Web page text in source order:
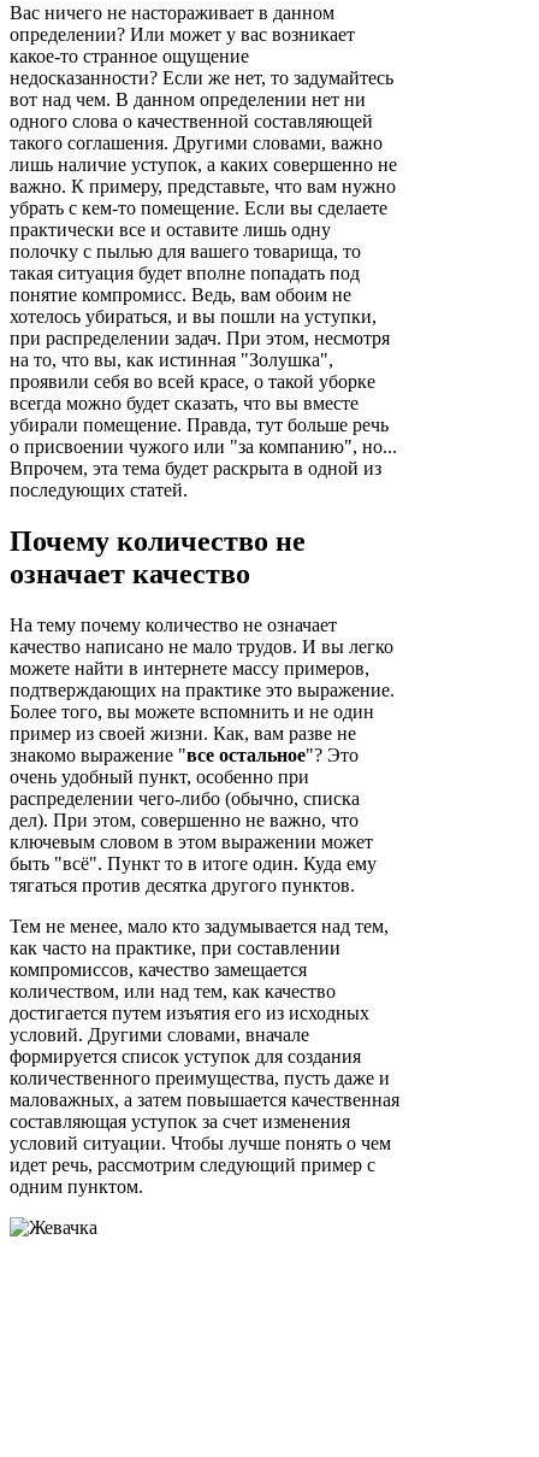
Вас ничего не настораживает в данном
определении? Или может у вас возникает
какое-то странное ощущение
недосказанности? Если же нет, то задумайтесь
вот над чем. В данном определении нет ни
одного слова о качественной составляющей
такого соглашения. Другими словами, важно
лишь наличие уступок, а каких совершенно не
важно. К примеру, представьте, что вам нужно
убрать с кем-то помещение. Если вы сделаете
практически все и оставите лишь одну
полочку с пылью для вашего товарища, то
такая ситуация будет вполне попадать под
понятие компромисс. Ведь, вам обоим не
хотелось убираться, и вы пошли на уступки,
при распределении задач. При этом, несмотря
на то, что вы, как истинная "Золушка",
проявили себя во всей красе, о такой уборке
всегда можно будет сказать, что вы вместе
убирали помещение. Правда, тут больше речь
о присвоении чужого или "за компанию", но...
Впрочем, эта тема будет раскрыта в одной из
последующих статей.
Почему количество не
означает качество
На тему почему количество не означает
качество написано не мало трудов. И вы легко
можете найти в интернете массу примеров,
подтверждающих на практике это выражение.
Более того, вы можете вспомнить и не один
пример из своей жизни. Как, вам разве не
знакомо выражение "все остальное"? Это
очень удобный пункт, особенно при
распределении чего-либо (обычно, списка
дел). При этом, совершенно не важно, что
ключевым словом в этом выражении может
быть "всё". Пункт то в итоге один. Куда ему
тягаться против десятка другого пунктов.
Тем не менее, мало кто задумывается над тем,
как часто на практике, при составлении
компромиссов, качество замещается
количеством, или над тем, как качество
достигается путем изъятия его из исходных
условий. Другими словами, вначале
формируется список уступок для создания
количественного преимущества, пусть даже и
маловажных, а затем повышается качественная
составляющая уступок за счет изменения
условий ситуации. Чтобы лучше понять о чем
идет речь, рассмотрим следующий пример с
одним пунктом.